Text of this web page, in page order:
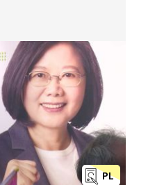
souvislostech,
rozumět pojmu
vznikl skutečně
PL